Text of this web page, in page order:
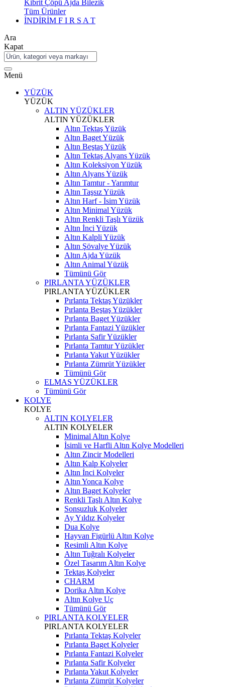
Kibrit Çöpü Ajda Bilezik
Tüm Ürünler
İNDİRİM F I R S A T
Ara
Kapat
Menü
YÜZÜK
YÜZÜK
ALTIN YÜZÜKLER
ALTIN YÜZÜKLER
Altın Tektaş Yüzük
Altın Baget Yüzük
Altın Beştaş Yüzük
Altın Tektaş Alyans Yüzük
Altın Koleksiyon Yüzük
Altın Alyans Yüzük
Altın Tamtur - Yarımtur
Altın Taşsız Yüzük
Altın Harf - İsim Yüzük
Altın Minimal Yüzük
Altın Renkli Taşlı Yüzük
Altın İnci Yüzük
Altın Kalpli Yüzük
Altın Şövalye Yüzük
Altın Ajda Yüzük
Altın Animal Yüzük
Tümünü Gör
PIRLANTA YÜZÜKLER
PIRLANTA YÜZÜKLER
Pırlanta Tektaş Yüzükler
Pırlanta Beştaş Yüzükler
Pırlanta Baget Yüzükler
Pırlanta Fantazi Yüzükler
Pırlanta Safir Yüzükler
Pırlanta Tamtur Yüzükler
Pırlanta Yakut Yüzükler
Pırlanta Zümrüt Yüzükler
Tümünü Gör
ELMAS YÜZÜKLER
Tümünü Gör
KOLYE
KOLYE
ALTIN KOLYELER
ALTIN KOLYELER
Minimal Altın Kolye
İsimli ve Harfli Altın Kolye Modelleri
Altın Zincir Modelleri
Altın Kalp Kolyeler
Altın İnci Kolyeler
Altın Yonca Kolye
Altın Baget Kolyeler
Renkli Taşlı Altın Kolye
Sonsuzluk Kolyeler
Ay Yıldız Kolyeler
Dua Kolye
Hayvan Figürlü Altın Kolye
Resimli Altın Kolye
Altın Tuğralı Kolyeler
Özel Tasarım Altın Kolye
Tektaş Kolyeler
CHARM
Dorika Altın Kolye
Altın Kolye Uç
Tümünü Gör
PIRLANTA KOLYELER
PIRLANTA KOLYELER
Pırlanta Tektaş Kolyeler
Pırlanta Baget Kolyeler
Pırlanta Fantazi Kolyeler
Pırlanta Safir Kolyeler
Pırlanta Yakut Kolyeler
Pırlanta Zümrüt Kolyeler